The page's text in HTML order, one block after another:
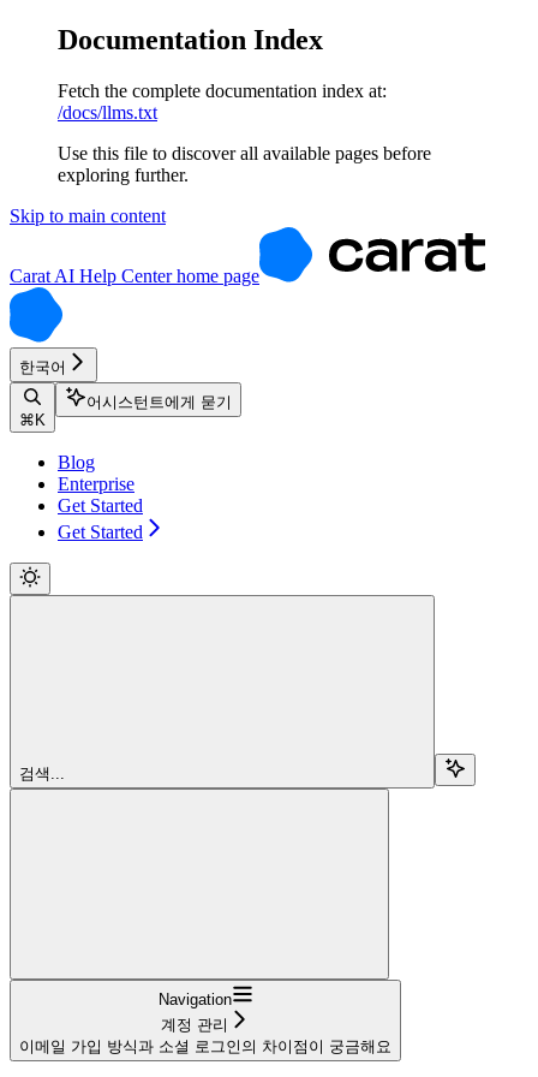
Documentation Index
Fetch the complete documentation index at:
/docs/llms.txt
Use this file to discover all available pages before
exploring further.
Skip to main content
Carat AI Help Centerhome page
한국어
⌘ K
어시스턴트에게 묻기
Blog
Enterprise
Get Started
Get Started
검색...
Navigation
계정 관리
이메일 가입 방식과 소셜 로그인의 차이점이 궁금해요